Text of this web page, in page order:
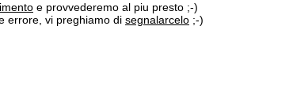
e provvederemo al piu presto ;-)
errore, vi preghiamo di segnalarcelo ;-)